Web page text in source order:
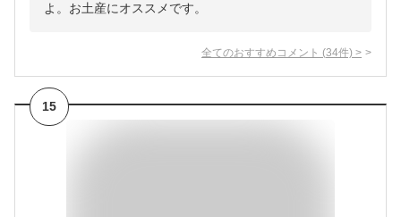
よ。お土産にオススメです。
全てのおすすめコメント (34件) >
15